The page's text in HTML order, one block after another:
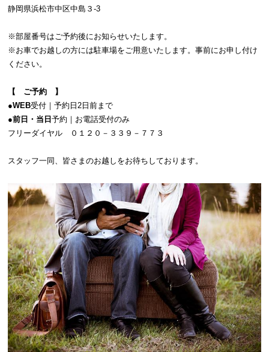
静岡県浜松市中区中島３-3
※部屋番号はご予約後にお知らせいたします。
※お車でお越しの方には駐車場をご用意いたします。事前にお申し付け
ください。
【 ご予約 】
●WEB受付｜予約日2日前まで
●前日・当日 予約｜お電話受付のみ
フリーダイヤル ０１２０－３３９－７７３
スタッフ一同、皆さまのお越しをお待ちしております。